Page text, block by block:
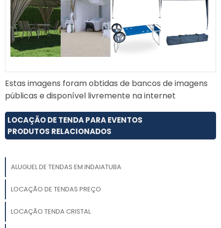
Estas imagens foram obtidas de bancos de imagens
públicas e disponível livremente na internet
LOCAÇÃO DE TENDA PARA EVENTOS
PRODUTOS RELACIONADOS
ALUGUEL DE TENDAS EM INDAIATUBA
LOCAÇÃO DE TENDAS PREÇO
LOCAÇÃO TENDA CRISTAL